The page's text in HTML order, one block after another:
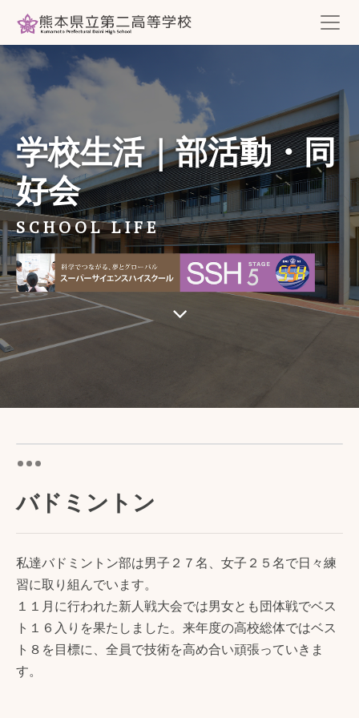
学校生活｜部活動・同
好会
SCHOOL LIFE
バドミントン
私達バドミントン部は男子２７名、女子２５名で日々練
習に取り組んでいます。
１１月に行われた新人戦大会では男女とも団体戦でベス
ト１６入りを果たしました。来年度の高校総体ではベス
ト８を目標に、全員で技術を高め合い頑張っていきま
す。